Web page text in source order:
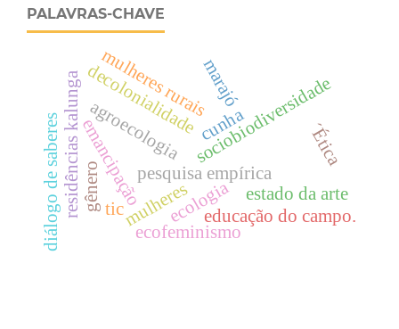
PALAVRAS-CHAVE
decolonialidadesociobiodiversidade
pesquisa empírica
´Ética
ecologia
mulheres estado da arte
ecofeminismo
agroecologia
residências kalunga
diálogo de saberes emancipação cunha
mulheres rurais
gênero tic educação do campo.
marajó